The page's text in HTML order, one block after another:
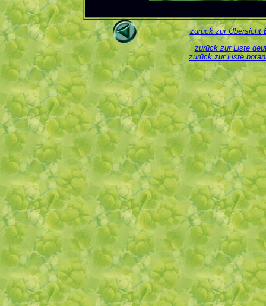
zurück zur Übersicht
zurück zur Liste
zurück zur Liste